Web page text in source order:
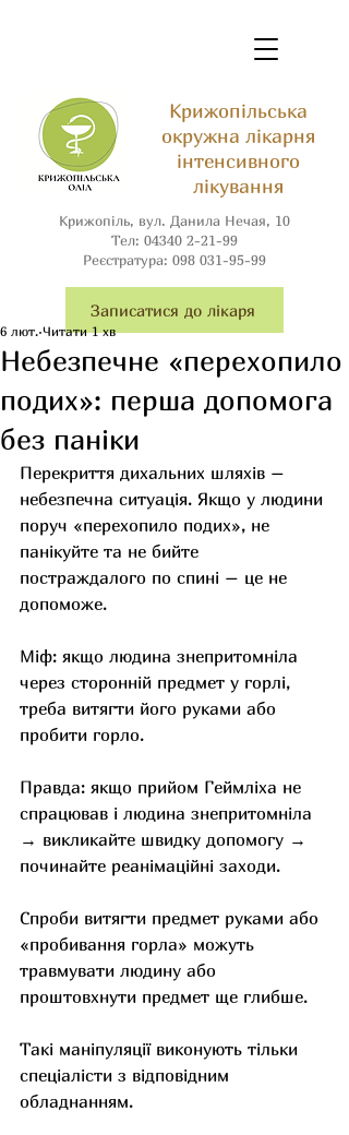
Крижопільська
окружна лікарня
інтенсивного
лікування
Крижопіль, вул. Данила Нечая, 10
Тел: 04340 2-21-99
Реєстратура: 098 031-95-99
Записатися до лікаря
Небезпечне «перехопило
подих»: перша допомога
без паніки
6 лют. Читати 1 хв
Перекриття дихальних шляхів –
небезпечна ситуація. Якщо у людини
поруч «перехопило подих», не
панікуйте та не бийте
постраждалого по спині – це не
допоможе.
Міф: якщо людина знепритомніла
через сторонній предмет у горлі,
треба витягти його руками або
пробити горло.
Правда: якщо прийом Геймліха не
спрацював і людина знепритомніла
→ викликайте швидку допомогу →
починайте реанімаційні заходи.
Спроби витягти предмет руками або
«пробивання горла» можуть
травмувати людину або
проштовхнути предмет ще глибше.
Такі маніпуляції виконують тільки
спеціалісти з відповідним
обладнанням.